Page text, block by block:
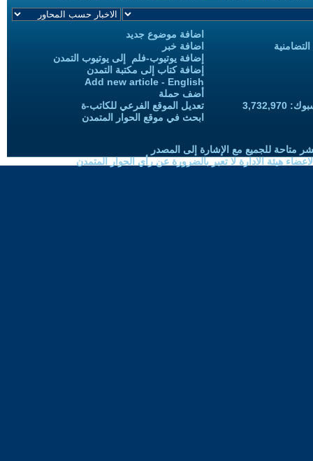
اضافة موضوع جديد
اضافة خبر
إضافة يوتيوب-فلم إلى يوتيوب التمدن
إضافة كتاب إلى مكتبة التمدن
Add new article - English
أضف حملة
تعديل الموقع الفرعي للكاتب-ة
ابحث في موقع الحوار المتمدن
متاحة للجميع مع الإشارة إلى المصدر
هيئة الادارة لا تعبر بالضرورة عن رأي الحوار المتمدن